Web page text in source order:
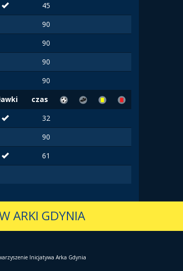
45
90
90
90
90
czas
32
90
61
ARKI GDYNIA
Inicjatywa Arka Gdynia